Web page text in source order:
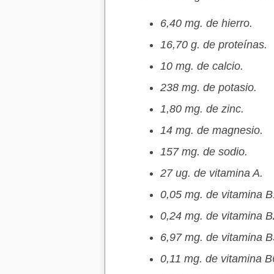
6,40 mg. de hierro.
16,70 g. de proteínas.
10 mg. de calcio.
238 mg. de potasio.
1,80 mg. de zinc.
14 mg. de magnesio.
157 mg. de sodio.
27 ug. de vitamina A.
0,05 mg. de vitamina
0,24 mg. de vitamina
6,97 mg. de vitamina
0,11 mg. de vitamina